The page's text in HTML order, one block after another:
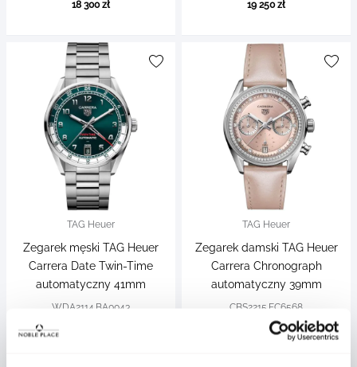
18 300 zł 19 250 zł
TAG Heuer
Zegarek męski TAG Heuer
Carrera Date Twin-Time
automatyczny 41mm
WDA2114.BA0043
TAG Heuer
Zegarek damski TAG Heuer
Carrera Chronograph
automatyczny 39mm
CBS2215.FC6568
38 450 zł